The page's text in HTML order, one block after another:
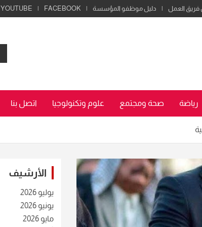
فريق العمل دليل موظفو المؤسسة FACEBOOK
YOUTUBE
رياضة صحة ومجتمع علوم وتكنولوجيا اتصل بنا
الأرشيف
يوليو 2026
يونيو 2026
مايو 2026